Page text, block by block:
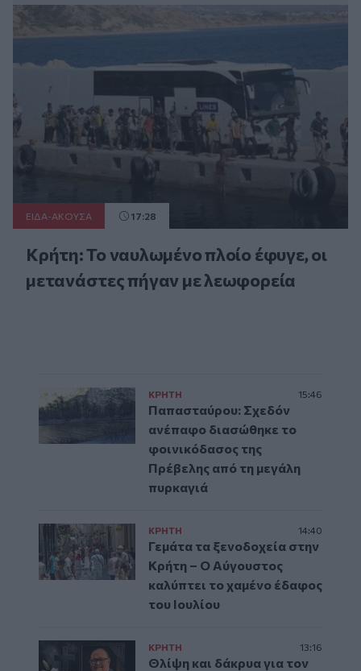
ΕΙΔΑ-ΑΚΟΥΣΑ 17:28
Κρήτη: Το ναυλωμένο πλοίο έφυγε, οι
μετανάστες πήγαν με λεωφορεία
ΚΡΗΤΗ 15:46
Παπασταύρου: Σχεδόν
ανέπαφο διασώθηκε το
φοινικόδασος της
Πρέβελης από τη μεγάλη
πυρκαγιά
ΚΡΗΤΗ 14:40
Γεμάτα τα ξενοδοχεία στην
Κρήτη – Ο Αύγουστος
καλύπτει το χαμένο έδαφος
του Ιουλίου
ΚΡΗΤΗ 13:16
Θλίψη και δάκρυα για τον